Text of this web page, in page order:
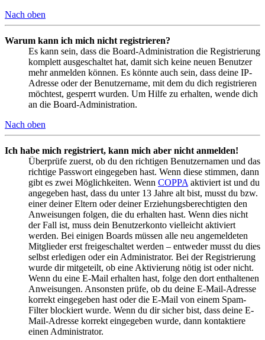
Nach oben
Warum kann ich mich nicht registrieren?
Es kann sein, dass die Board-Administration die Registrierung
komplett ausgeschaltet hat, damit sich keine neuen Benutzer
mehr anmelden können. Es könnte auch sein, dass deine IP-
Adresse oder der Benutzername, mit dem du dich registrieren
möchtest, gesperrt wurden. Um Hilfe zu erhalten, wende dich
an die Board-Administration.
Nach oben
Ich habe mich registriert, kann mich aber nicht anmelden!
Überprüfe zuerst, ob du den richtigen Benutzernamen und das
richtige Passwort eingegeben hast. Wenn diese stimmen, dann
gibt es zwei Möglichkeiten. Wenn COPPA aktiviert ist und du
angegeben hast, dass du unter 13 Jahre alt bist, musst du bzw.
einer deiner Eltern oder deiner Erziehungsberechtigten den
Anweisungen folgen, die du erhalten hast. Wenn dies nicht
der Fall ist, muss dein Benutzerkonto vielleicht aktiviert
werden. Bei einigen Boards müssen alle neu angemeldeten
Mitglieder erst freigeschaltet werden – entweder musst du dies
selbst erledigen oder ein Administrator. Bei der Registrierung
wurde dir mitgeteilt, ob eine Aktivierung nötig ist oder nicht.
Wenn du eine E-Mail erhalten hast, folge den dort enthaltenen
Anweisungen. Ansonsten prüfe, ob du deine E-Mail-Adresse
korrekt eingegeben hast oder die E-Mail von einem Spam-
Filter blockiert wurde. Wenn du dir sicher bist, dass deine E-
Mail-Adresse korrekt eingegeben wurde, dann kontaktiere
einen Administrator.